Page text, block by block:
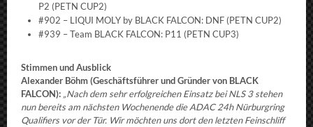
P2 (PETN CUP2)
#902 – LIQUI MOLY by BLACK FALCON: DNF (PETN CUP2)
#939 – Team BLACK FALCON: P11 (PETN CUP3)
Stimmen und Ausblick
Alexander Böhm (Geschäftsführer und Gründer von BLACK
FALCON): „Nach dem sehr erfolgreichen Einsatz bei NLS 3 stehen
nun bereits am nächsten Wochenende die ADAC 24h Nürburgring
Qualifiers vor der Tür. Wir möchten uns dort den letzten Feinschliff